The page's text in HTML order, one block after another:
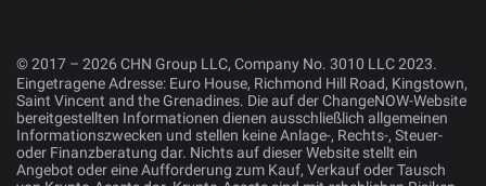
© 2017 – 2026 CHN Group LLC, Company No. 3010 LLC 2023.
Eingetragene Adresse: Euro House, Richmond Hill Road, Kingstown,
Saint Vincent and the Grenadines. Die auf der ChangeNOW-Website
bereitgestellten Informationen dienen ausschließlich allgemeinen
Informationszwecken und stellen keine Anlage-, Rechts-, Steuer-
oder Finanzberatung dar. Nichts auf dieser Website stellt ein
Angebot oder eine Aufforderung zum Kauf, Verkauf oder Tausch